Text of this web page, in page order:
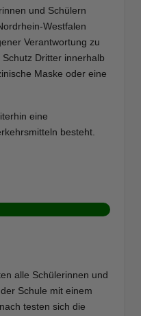
und Schülern
Westfalen
Verantwortung zu
Dritter innerhalb
Maske oder eine
eine
besteht.
alle Schülerinnen und
Schule mit einem
testen sich die